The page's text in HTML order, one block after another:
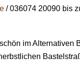
/ 036074 20090 bis
im Alternativen